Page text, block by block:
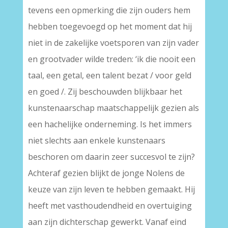
tevens een opmerking die zijn ouders hem
hebben toegevoegd op het moment dat hij
niet in de zakelijke voetsporen van zijn vader
en grootvader wilde treden: ‘ik die nooit een
taal, een getal, een talent bezat / voor geld
en goed /. Zij beschouwden blijkbaar het
kunstenaarschap maatschappelijk gezien als
een hachelijke onderneming. Is het immers
niet slechts aan enkele kunstenaars
beschoren om daarin zeer succesvol te zijn?
Achteraf gezien blijkt de jonge Nolens de
keuze van zijn leven te hebben gemaakt. Hij
heeft met vasthoudendheid en overtuiging
aan zijn dichterschap gewerkt. Vanaf eind